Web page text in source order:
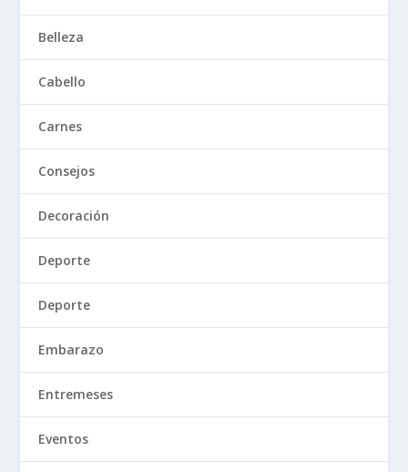
Belleza
Cabello
Carnes
Consejos
Decoración
Deporte
Deporte
Embarazo
Entremeses
Eventos